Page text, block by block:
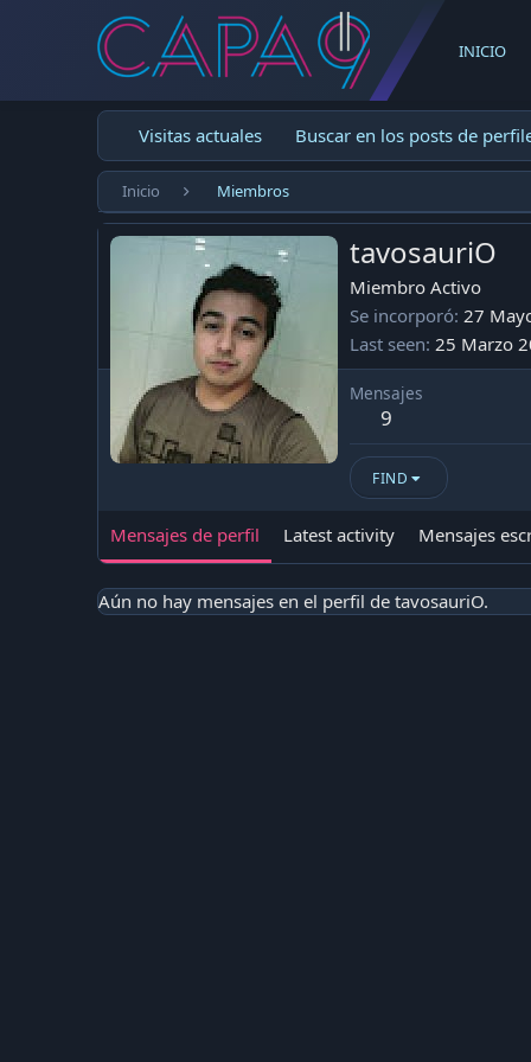
INICIO
Visitas actuales Buscar en los posts de
Inicio Miembros
tavosauriO
Miembro Activo
Se incorporó 27
Last seen 25 Marzo
Mensajes
9
FIND
Mensajes de perfil Latest activity Mensajes
Aún no hay mensajes en el perfil de tavosauriO.